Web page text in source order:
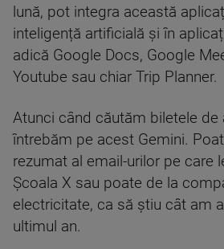
lună, pot integra această
inteligență artificială și în
adică Google Docs, Google
Youtube sau chiar Trip Planner.
Atunci când căutăm biletele de
întrebăm pe acest Gemini.
rezumat al email-urilor pe care
Școala X sau poate de la
electricitate, ca să știu cât am
ultimul an.